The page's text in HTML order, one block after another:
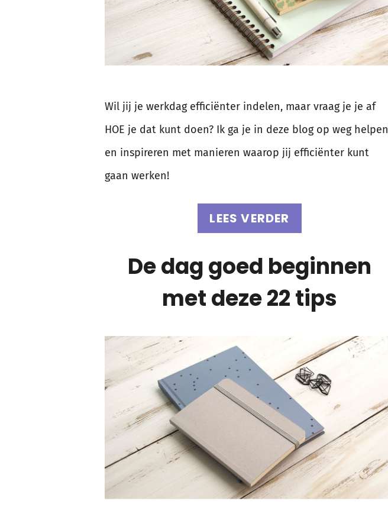
Wil jij je werkdag efficiënter indelen, maar vraag je je af
HOE je dat kunt doen? Ik ga je in deze blog op weg helpen
en inspireren met manieren waarop jij efficiënter kunt
gaan werken!
LEES VERDER
De dag goed beginnen
met deze 22 tips